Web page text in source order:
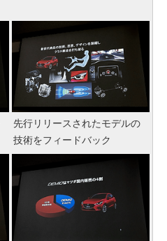
先行リリースされたモデルの
技術をフィードバック